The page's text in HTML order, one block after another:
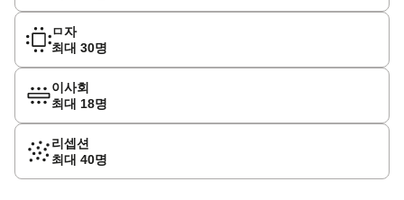
ㅁ자
최대 30명
이사회
최대 18명
리셉션
최대 40명